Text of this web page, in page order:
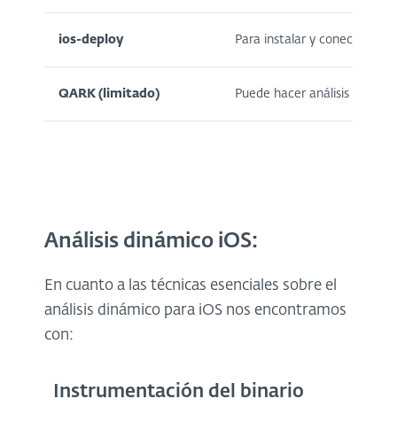
ios-deploy Para instalar y conectar
QARK (limitado) Puede hacer análisis de
Análisis dinámico iOS:
En cuanto a las técnicas esenciales sobre el
análisis dinámico para iOS nos encontramos
con:
Instrumentación del binario